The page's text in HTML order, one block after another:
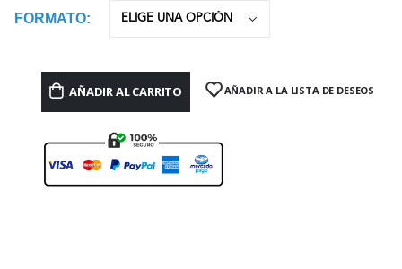
FORMATO
AÑADIR AL CARRITO AÑADIR A LA LISTA DE DESEOS